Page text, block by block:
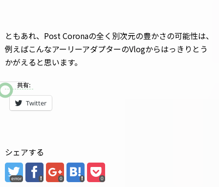
ともあれ、Post Coronaの全く別次元の豊かさの可能性は、
例えばこんなアーリーアダプターのVlogからはっきりとう
かがえると思います。
共有:
Twitter
シェアする
error 0 0